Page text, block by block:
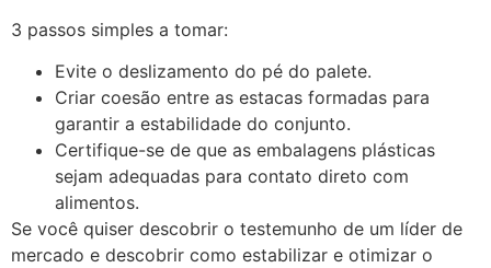
3 passos simples a tomar:
Evite o deslizamento do pé do palete.
Criar coesão entre as estacas formadas para
garantir a estabilidade do conjunto.
Certifique-se de que as embalagens plásticas
sejam adequadas para contato direto com
alimentos.
Se você quiser descobrir o testemunho de um líder de
mercado e descobrir como estabilizar e otimizar o